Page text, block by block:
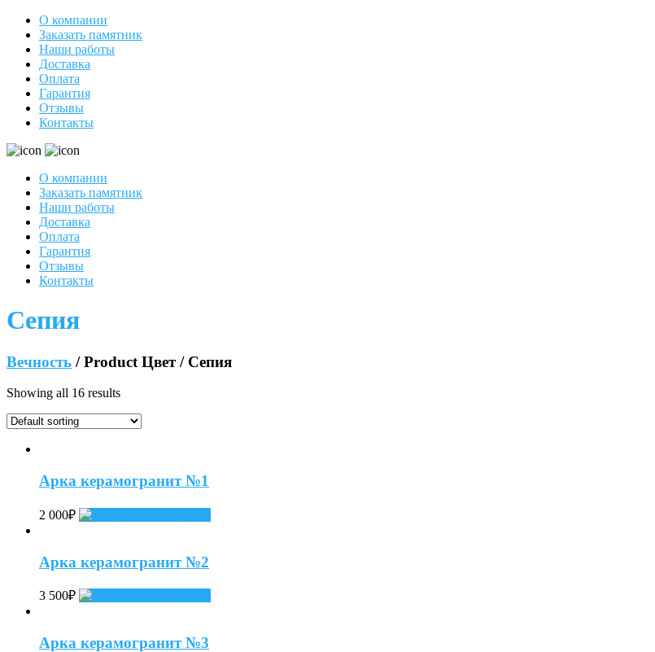
О компании
Заказать памятник
Наши работы
Доставка
Оплата
Гарантия
Отзывы
Контакты
О компании
Заказать памятник
Наши работы
Доставка
Оплата
Гарантия
Отзывы
Контакты
Сепия
Вечность / Product Цвет / Сепия
Showing all 16 results
Арка керамогранит №1
2 000₽
Арка керамогранит №2
3 500₽
Арка керамогранит №3